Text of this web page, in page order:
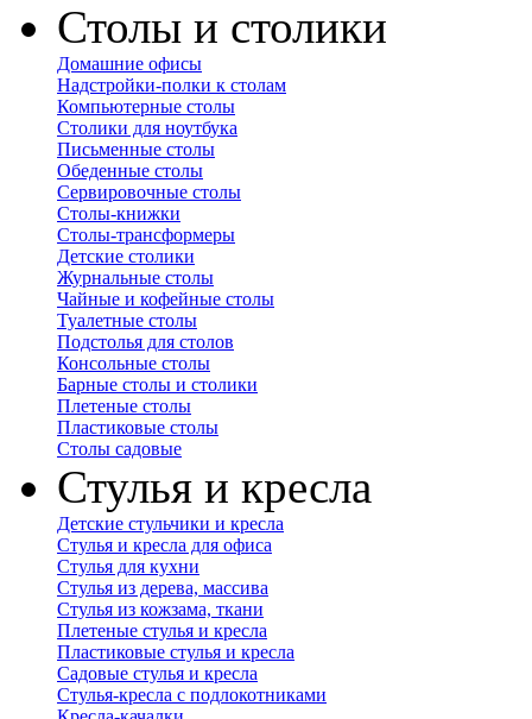
Столы и столики
Домашние офисы
Надстройки-полки к столам
Компьютерные столы
Столики для ноутбука
Письменные столы
Обеденные столы
Сервировочные столы
Столы-книжки
Столы-трансформеры
Детские столики
Журнальные столы
Чайные и кофейные столы
Туалетные столы
Подстолья для столов
Консольные столы
Барные столы и столики
Плетеные столы
Пластиковые столы
Столы садовые
Стулья и кресла
Детские стульчики и кресла
Стулья и кресла для офиса
Стулья для кухни
Стулья из дерева, массива
Стулья из кожзама, ткани
Плетеные стулья и кресла
Пластиковые стулья и кресла
Садовые стулья и кресла
Стулья-кресла с подлокотниками